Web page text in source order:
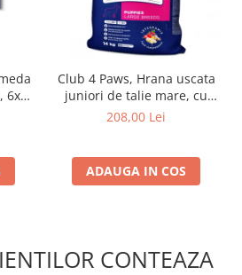
Club 4 Paws, Hrana uscata
juniori de talie mare, cu
pui, 14kg
208,00 Lei
ADAUGA IN COS
CONTEAZA